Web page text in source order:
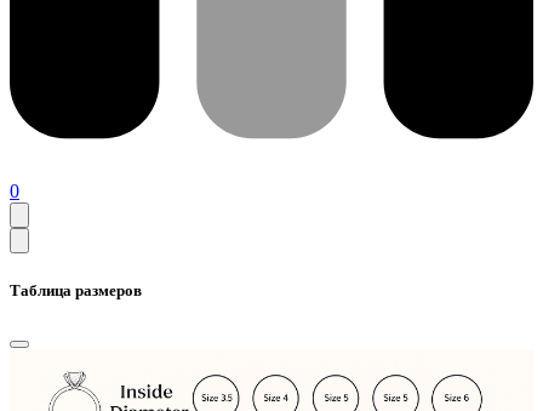
0
Таблица размеров